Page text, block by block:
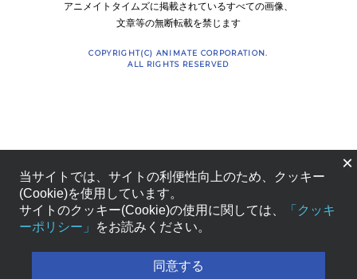
アニメイトタイムズに掲載されているすべての画像、
文章等の無断転載を禁じます
COPYRIGHT(C) ANIMATE CORPORATION.
ALL RIGHTS RESERVED
×
当サイトでは、サイトの利便性向上のため、クッキー
(Cookie)を使用しています。
サイトのクッキー(Cookie)の使用に関しては、
「クッキ
ーポリシー」
をお読みください。
同意する